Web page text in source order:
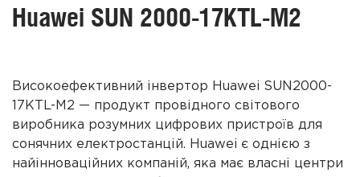
Huawei SUN 2000-17KTL-M2
Високоефективний інвертор Huawei SUN2000-
17KTL-M2 — продукт провідного світового
виробника розумних цифрових пристроїв для
сонячних електростанцій. Huawei є однією з
найінноваційних компаній, яка має власні центри